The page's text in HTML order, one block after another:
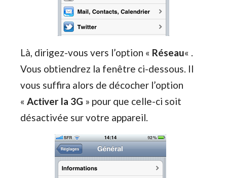
Là, dirigez-vous vers l’option « Réseau« .
Vous obtiendrez la fenêtre ci-dessous. Il
vous suffira alors de décocher l’option
« Activer la 3G » pour que celle-ci soit
désactivée sur votre appareil.